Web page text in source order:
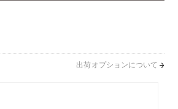
出荷オプションについて